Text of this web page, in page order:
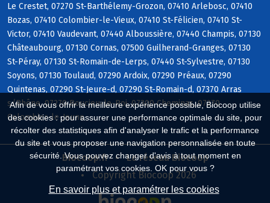
Afin de vous offrir la meilleure expérience possible, Biocoop utilise
des cookies : pour assurer une performance optimale du site, pour
récolter des statistiques afin d'analyser le trafic et la performance
du site et vous proposer une navigation personnalisée en toute
sécurité. Vous pouvez changer d'avis à tout moment en
paramétrant vos cookies. OK pour vous ?
En savoir plus et paramétrer les cookies
Le Crestet, 07270 St-Barthélemy-Grozon, 07410 Arlebosc, 07410
Bozas, 07410 Colombier-le-Vieux, 07410 St-Félicien, 07410 St-
Victor, 07410 Vaudevant, 07440 Alboussière, 07440 Champis, 07130
Châteaubourg, 07130 Cornas, 07500 Guilherand-Granges, 07130
St-Péray, 07130 St-Romain-de-Lerps, 07440 St-Sylvestre, 07130
Soyons, 07130 Toulaud, 07290 Ardoix, 07290 Préaux, 07290
Quintenas, 07290 St-Jeure-d, 07290 St-Romain-d, 07370 Arras
s/Rhône, 07270 Boucieu-le-Roi, 07300 Cheminas, 07270
Colombier-le-Jeune
Biocoop.fr
Le réseau Biocoop
Copyright Biocoop 2026